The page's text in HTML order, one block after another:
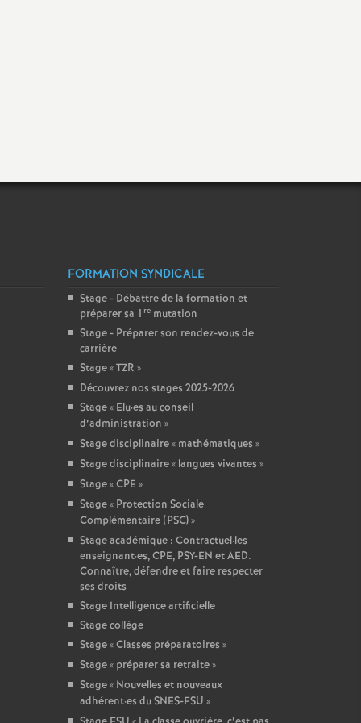
FORMATION SYNDICALE
Stage - Débattre de la formation et
préparer sa 1 remutation
Stage - Préparer son rendez-vous de
carrière
Stage «TZR »
Découvrez nos stages 2025-2026
Stage « Elu·es au conseil
d’administration »
Stage disciplinaire « mathématiques »
Stage disciplinaire « langues vivantes »
Stage «CPE »
Stage « Protection Sociale
Complémentaire (PSC)»
Stage académique : Contractuel·les
enseignant·es, CPE, PSY-EN et AED.
Connaître, défendre et faire respecter
ses droits
Stage Intelligence artificielle
Stage collège
Stage «Classes préparatoires »
Stage « préparer sa retraite»
Stage « Nouvelles et nouveaux
adhérent·es du SNES-FSU »